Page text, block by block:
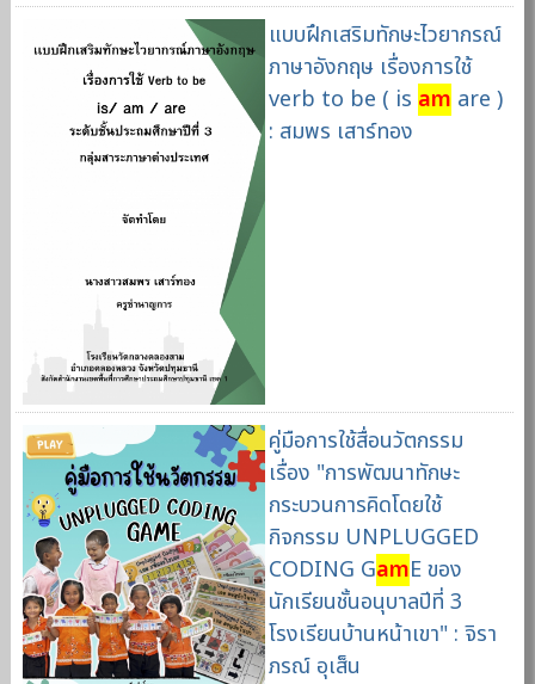
แบบฝึกเสริมทักษะไวยากรณ์
ภาษาอังกฤษ เรื่องการใช้
verb to be ( is am are )
: สมพร เสาร์ทอง
คู่มือการใช้สื่อนวัตกรรม
เรื่อง "การพัฒนาทักษะ
กระบวนการคิดโดยใช้
กิจกรรม UNPLUGGED
CODING GamE ของ
นักเรียนชั้นอนุบาลปีที่ 3
โรงเรียนบ้านหน้าเขา" : จิรา
ภรณ์ อุเส็น